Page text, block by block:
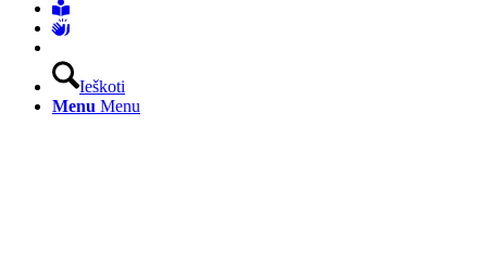
Ieškoti
Menu Menu